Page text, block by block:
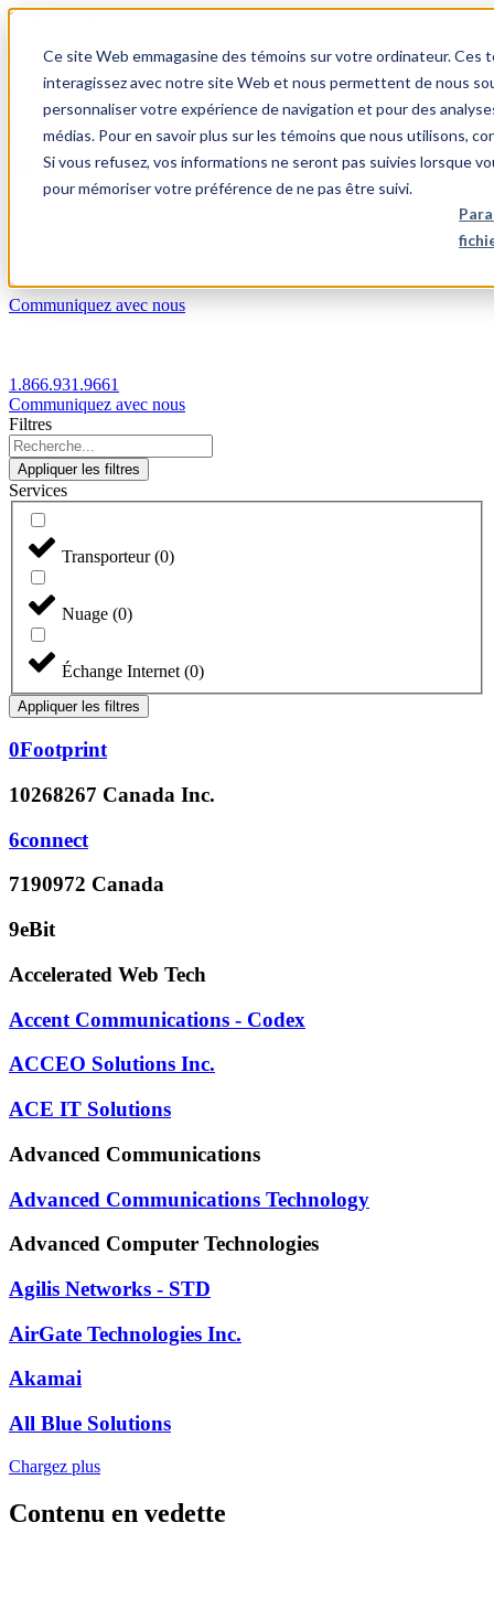
Ce site Web emmagasine des témoins sur votre ordinateur.
interagissez avec notre site Web et nous permettent de nous
personnaliser votre expérience de navigation et pour des
médias. Pour en savoir plus sur les témoins que nous utilisons,
Si vous refusez, vos informations ne seront pas suivies lorsque
pour mémoriser votre préférence de ne pas être suivi.
1.866.931.9661
Login
FR
Communiquez avec nous
1.866.931.9661
Communiquez avec nous
Filtres
Appliquer les filtres
Services
Transporteur(0)
Nuage (0)
Échange Internet (0)
Appliquer les filtres
0Footprint
10268267 Canada Inc.
6connect
7190972 Canada
9eBit
Accelerated Web Tech
Accent Communications - Codex
ACCEO Solutions Inc.
ACE IT Solutions
Advanced Communications
Advanced Communications Technology
Advanced Computer Technologies
Agilis Networks - STD
AirGate Technologies Inc.
Akamai
All Blue Solutions
Chargez plus
Contenu en vedette